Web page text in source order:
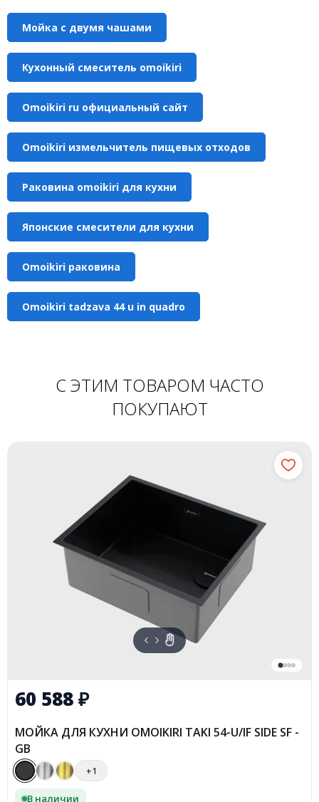
Мойка с двумя чашами
Кухонный смеситель omoikiri
Omoikiri ru официальный сайт
Omoikiri измельчитель пищевых отходов
Раковина omoikiri для кухни
Японские смесители для кухни
Omoikiri раковина
Omoikiri tadzava 44 u in quadro
С ЭТИМ ТОВАРОМ ЧАСТО
ПОКУПАЮТ
60 588₽
МОЙКА ДЛЯ КУХНИ OMOIKIRI TAKI 54-U/IF SIDE SF -
GB
+1
В наличии